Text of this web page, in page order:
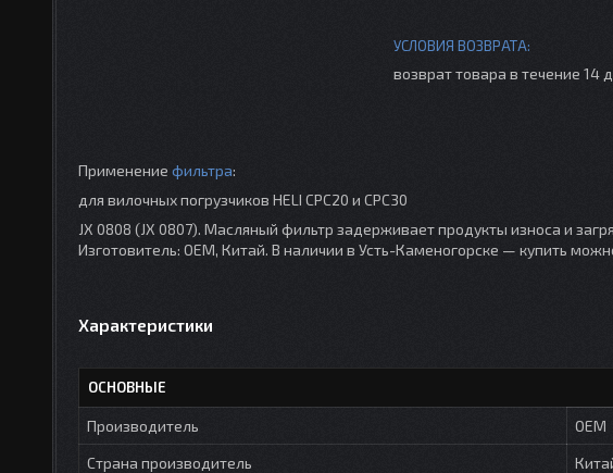
возврат товара в течение 14
Применение фильтра:
для вилочных погрузчиков HELI CPC20 и CPC30
JX 0808 (JX 0807). Масляный фильтр задерживает продукты износа и
Изготовитель: OEM, Китай. В наличии в Усть-Каменогорске — купить
Характеристики
ОСНОВНЫЕ
Производитель
OEM
Страна производитель